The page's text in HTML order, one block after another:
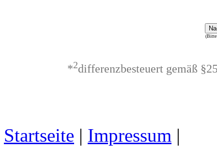
(Bitte
*2differenzbesteuert gemäß
Startseite | Impressum |